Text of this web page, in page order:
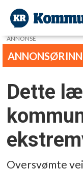
ANNONSE
Dette
Oversvømte